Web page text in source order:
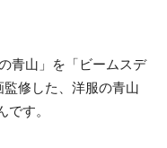
青山」を「ビームスデ
修した、洋服の青山
す。